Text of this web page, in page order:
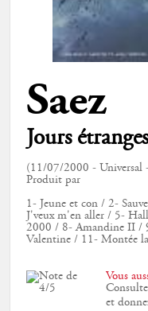
Saez
Jours étranges
(11/07/2000 - Universal
Produit par
1- Jeune et con / 2-
J'veux m'en aller / 5-
2000 / 8- Amandine II /
Valentine / 11- Montée
Vous
et